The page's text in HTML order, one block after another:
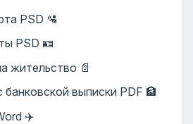
PSD 🛂
PSD 🪪
жительство 📄
выписки PDF 🏦
✈️